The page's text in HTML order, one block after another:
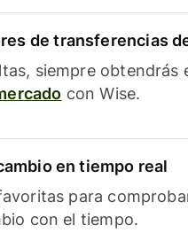
de transferencias
siempre obtendrás
con Wise.
en tiempo real
para
con el tiempo.